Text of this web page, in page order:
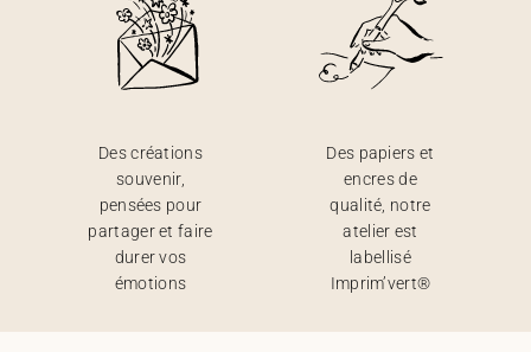
Des créations
souvenir,
pensées pour
partager et faire
durer vos
émotions
Des papiers et
encres de
qualité, notre
atelier est
labellisé
Imprim’vert®